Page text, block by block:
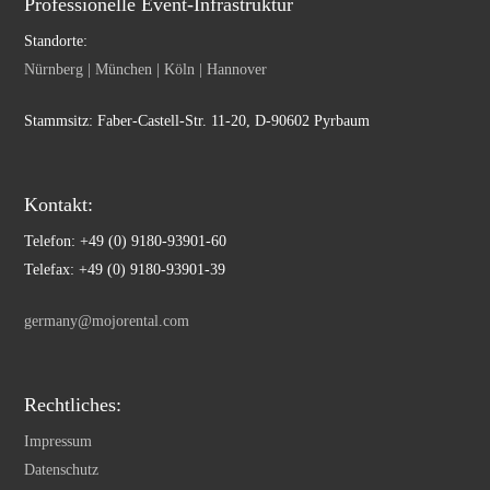
Professionelle Event-Infrastruktur
Standorte:
Nürnberg | München | Köln | Hannover
Stammsitz: Faber-Castell-Str. 11-20, D-90602 Pyrbaum
Kontakt:
Telefon: +49 (0) 9180-93901-60
Telefax: +49 (0) 9180-93901-39
germany@mojorental.com
Rechtliches:
Impressum
Datenschutz